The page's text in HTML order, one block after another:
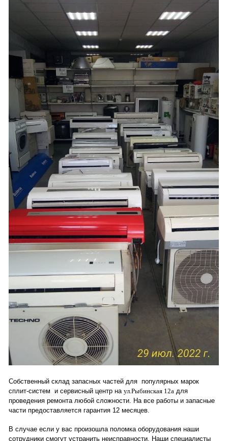
Собственный склад запасных частей для популярных марок
сплит-систем и сервисный центр на ул.Рыбинская 12а для
проведения ремонта любой сложности. На все работы и запасные
части предоставляется гарантия 12 месяцев.
В случае если у вас произошла поломка оборудования наши
сотрудники смогут устранить неисправности. Наши специалисты